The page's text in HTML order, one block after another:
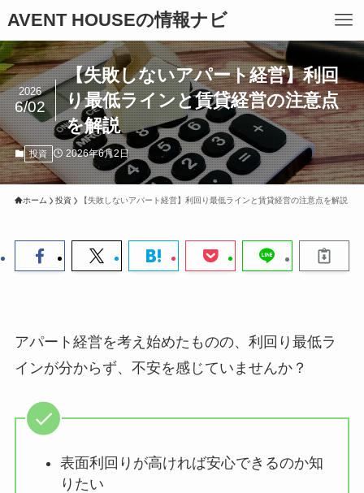
AVENT HOUSEの情報ナビ
【失敗しないアパート経営】利回
り最低ラインと賃貸経営の注意点
を解説
2026
6/02
投資 2026年6月2日
ホーム 投資 【失敗しないアパート経営】利回り最低ラインと賃貸経営の注意点を解説
アパート経営を考え始めたものの、利回り最低ラ
インが分からず、不安を感じていませんか？
表面利回りが高ければ安心できるのか知
りたい